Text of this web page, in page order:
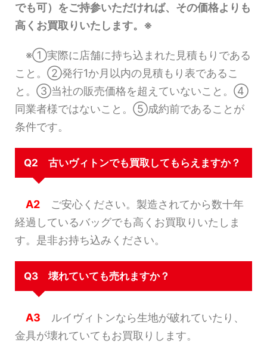
でも可）をご持参いただければ、その価格よりも
高くお買取りいたします。※
※①実際に店舗に持ち込まれた見積もりである
こと。②発行1か月以内の見積もり表であるこ
と。③当社の販売価格を超えていないこと。④
同業者様ではないこと。⑤成約前であることが
条件です。
Q2 古いヴィトンでも買取してもらえますか？
A2 ご安心ください。製造されてから数十年
経過しているバッグでも高くお買取りいたしま
す。是非お持ち込みください。
Q3 壊れていても売れますか？
A3 ルイヴィトンなら生地が破れていたり、
金具が壊れていてもお買取りします。